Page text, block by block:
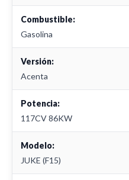
Combustible:
Gasolina
Versión:
Acenta
Potencia:
117CV 86KW
Modelo:
JUKE (F15)